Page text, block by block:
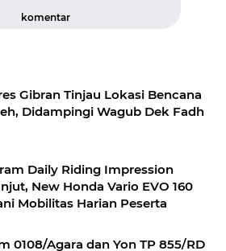
komentar
Gibran Tinjau Lokasi Bencana
Didampingi Wagub Dek Fadh
Daily Riding Impression
New Honda Vario EVO 160
Mobilitas Harian Peserta
0108/Agara dan Yon TP 855/RD